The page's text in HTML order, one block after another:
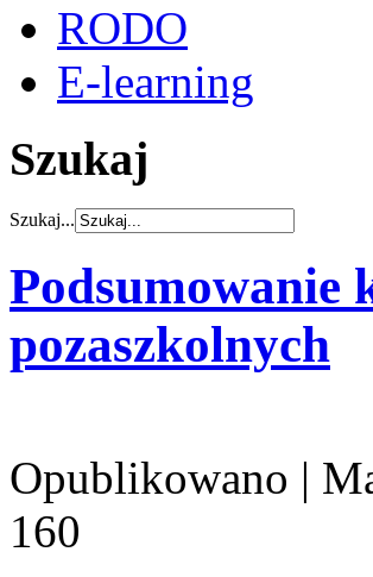
RODO
E-learning
Szukaj
Szukaj...
Podsumowanie
pozaszkolnych
Opublikowano |
160